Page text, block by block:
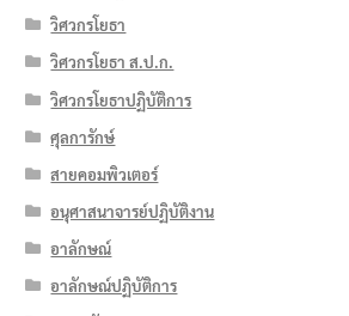
วิศวกรโยธา
วิศวกรโยธา ส.ป.ก.
วิศวกรโยธาปฏิบัติการ
ศุลการักษ์
สายคอมพิวเตอร์
อนุศาสนาจารย์ปฏิบัติงาน
อาลักษณ์
อาลักษณ์ปฏิบัติการ